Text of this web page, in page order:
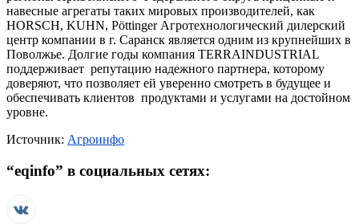
навесные агрегаты таких мировых производителей, как
HORSCH, KUHN, Pöttinger Агротехнологический дилерский
центр компании в г. Саранск является одним из крупнейших в
Поволжье. Долгие годы компания TERRAINDUSTRIAL
поддерживает репутацию надежного партнера, которому
доверяют, что позволяет ей уверенно смотреть в будущее и
обеспечивать клиентов продуктами и услугами на достойном
уровне.
Источник: Агроинфо
“eqinfo” в социальных сетях: